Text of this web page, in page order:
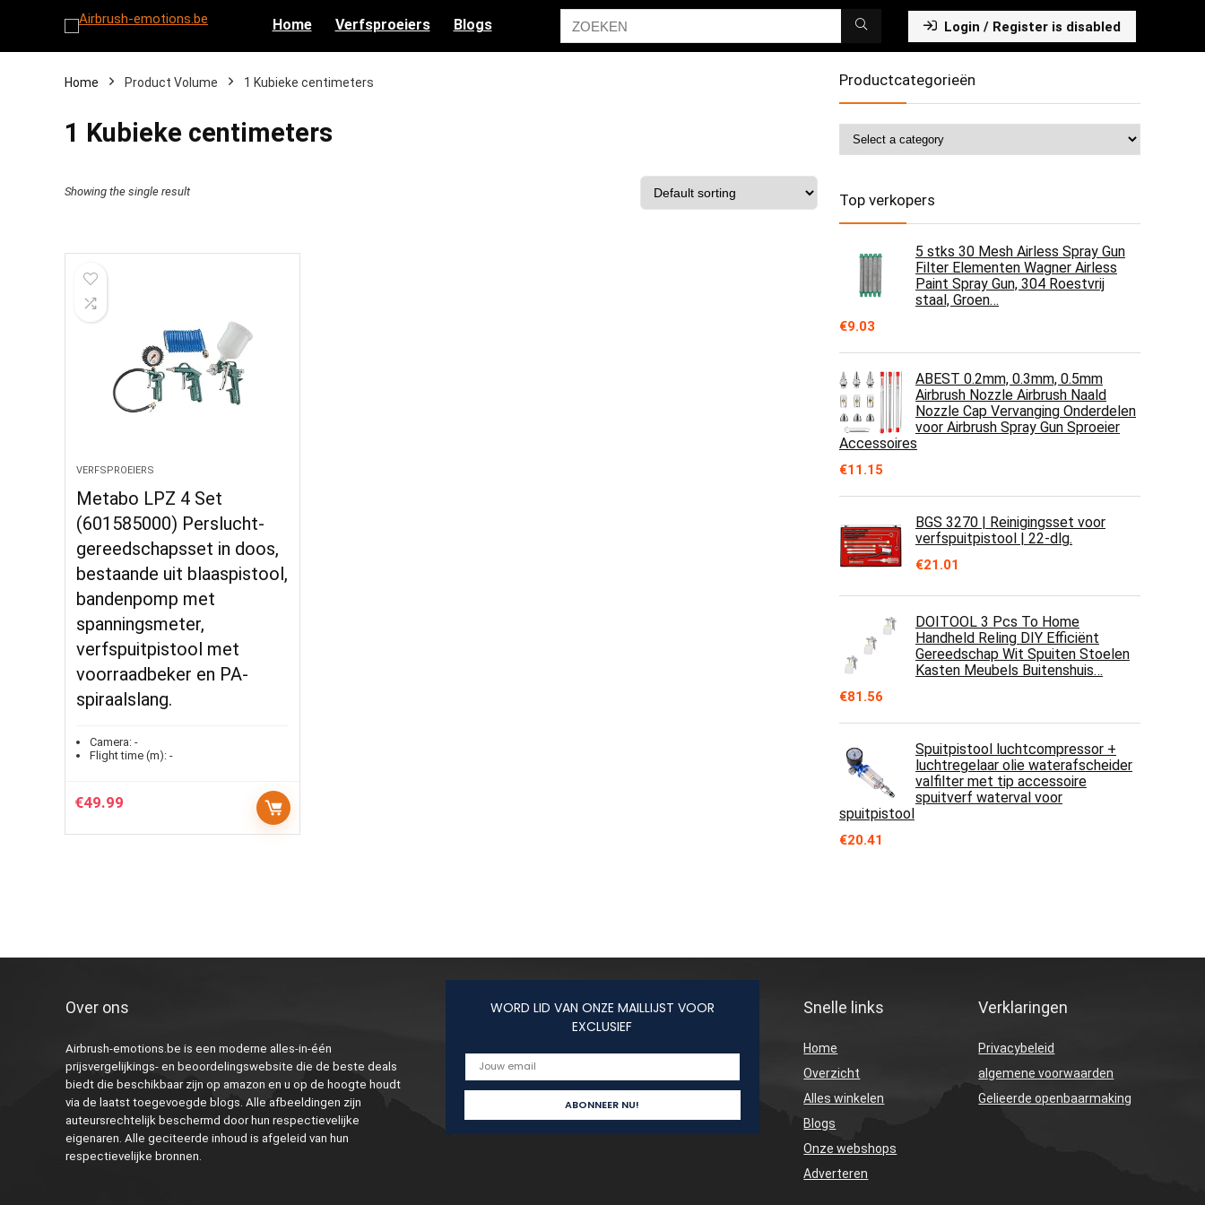
Home Verfsproeiers Blogs Login / Register is disabled
Home Product Volume ‎1 Kubieke centimeters
‎1 Kubieke centimeters
Showing the single result
VERFSPROEIERS
Metabo LPZ 4 Set
(601585000) Perslucht-
gereedschapsset in doos,
bestaande uit blaaspistool,
bandenpomp met
spanningsmeter,
verfspuitpistool met
voorraadbeker en PA-
spiraalslang.
Camera: -
Flight time (m): -
€49.99
Productcategorieën
Top verkopers
5 stks 30 Mesh Airless Spray Gun
Filter Elementen Wagner Airless
Paint Spray Gun, 304 Roestvrij
staal, Groen…
€9.03
ABEST 0.2mm, 0.3mm, 0.5mm
Airbrush Nozzle Airbrush Naald
Nozzle Cap Vervanging Onderdelen
voor Airbrush Spray Gun Sproeier
Accessoires
€11.15
BGS 3270 | Reinigingsset voor
verfspuitpistool | 22-dlg.
€21.01
DOITOOL 3 Pcs To Home
Handheld Reling DIY Efficiënt
Gereedschap Wit Spuiten Stoelen
Kasten Meubels Buitenshuis…
€81.56
Spuitpistool luchtcompressor +
luchtregelaar olie waterafscheider
valfilter met tip accessoire
spuitverf waterval voor
spuitpistool
€20.41
Over ons
Airbrush-emotions.be is een moderne alles-in-één
prijsvergelijkings- en beoordelingswebsite die de beste deals
biedt die beschikbaar zijn op amazon en u op de hoogte houdt
via de laatst toegevoegde blogs. Alle afbeeldingen zijn
auteursrechtelijk beschermd door hun respectievelijke
eigenaren. Alle geciteerde inhoud is afgeleid van hun
respectievelijke bronnen.
WORD LID VAN ONZE MAILLIJST VOOR
EXCLUSIEF
Snelle links
Home
Overzicht
Alles winkelen
Blogs
Onze webshops
Adverteren
Verklaringen
Privacybeleid
algemene voorwaarden
Gelieerde openbaarmaking